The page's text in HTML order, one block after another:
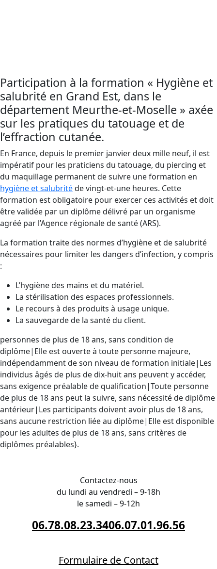
Participation à la formation « Hygiène et
salubrité en Grand Est, dans le
département Meurthe-et-Moselle » axée
sur les pratiques du tatouage et de
l’effraction cutanée.
En France, depuis le premier janvier deux mille neuf, il est
impératif pour les praticiens du tatouage, du piercing et
du maquillage permanent de suivre une formation en
hygiène et salubritéde vingt-et-une heures. Cette
formation est obligatoire pour exercer ces activités et doit
être validée par un diplôme délivré par un organisme
agréé par l’Agence régionale de santé (ARS).
La formation traite des normes d’hygiène et de salubrité
nécessaires pour limiter les dangers d’infection, y compris
:
L’hygiène des mains et du matériel.
La stérilisation des espaces professionnels.
Le recours à des produits à usage unique.
La sauvegarde de la santé du client.
personnes de plus de 18 ans, sans condition de
diplôme|Elle est ouverte à toute personne majeure,
indépendamment de son niveau de formation initiale|Les
individus âgés de plus de dix-huit ans peuvent y accéder,
sans exigence préalable de qualification|Toute personne
de plus de 18 ans peut la suivre, sans nécessité de diplôme
antérieur|Les participants doivent avoir plus de 18 ans,
sans aucune restriction liée au diplôme|Elle est disponible
pour les adultes de plus de 18 ans, sans critères de
diplômes préalables}.
Contactez-nous
du lundi au vendredi – 9-18h
le samedi – 9-12h
06.78.08.23.3406.07.01.96.56
Formulaire de Contact